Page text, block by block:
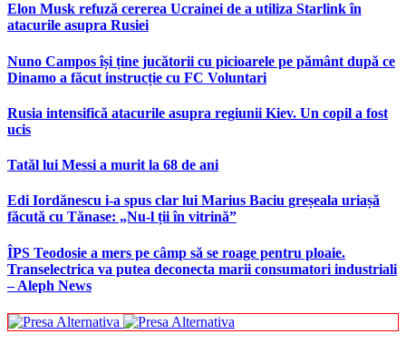
Elon Musk refuză cererea Ucrainei de a utiliza Starlink în
atacurile asupra Rusiei
Nuno Campos își ține jucătorii cu picioarele pe pământ după ce
Dinamo a făcut instrucție cu FC Voluntari
Rusia intensifică atacurile asupra regiunii Kiev. Un copil a fost
ucis
Tatăl lui Messi a murit la 68 de ani
Edi Iordănescu i-a spus clar lui Marius Baciu greșeala uriașă
făcută cu Tănase: „Nu-l ții în vitrină”
ÎPS Teodosie a mers pe câmp să se roage pentru ploaie.
Transelectrica va putea deconecta marii consumatori industriali
– Aleph News